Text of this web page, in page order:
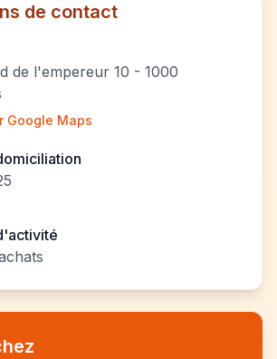
de contact
de l'empereur 10 - 1000
Google Maps